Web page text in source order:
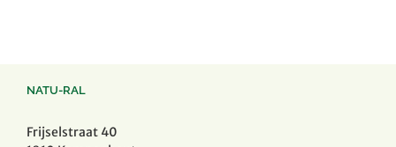
NATU-RAL
Frijselstraat 40